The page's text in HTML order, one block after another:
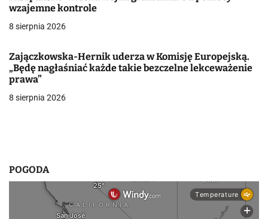
p
s
u
wzajemne kontrole
8 sierpnia 2026
Zajączkowska-Hernik uderza w Komisję Europejską.
„Będę nagłaśniać każde takie bezczelne lekceważenie
prawa”
8 sierpnia 2026
POGODA